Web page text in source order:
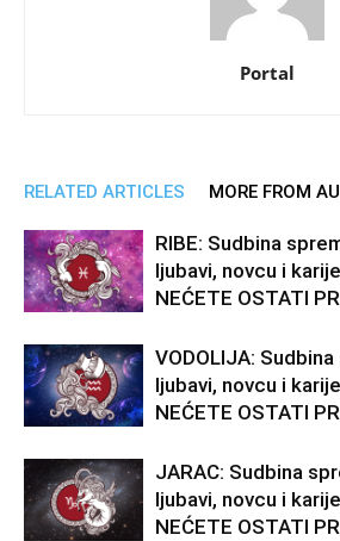
Portal
RELATED ARTICLES MORE FROM
RIBE: Sudbina
ljubavi, novcu i
NEĆETE OSTATI
VODOLIJA:
ljubavi, novcu i
NEĆETE OSTATI
JARAC: Sudbina
ljubavi, novcu i
NEĆETE OSTATI